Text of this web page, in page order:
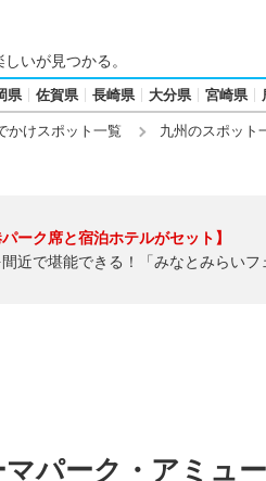
しいが見つかる。
県 佐賀県 長崎県 大分県 宮崎県
かけスポット一覧 九州のスポット
パーク席と宿泊ホテルがセット】
近で堪能できる！「みなとみらい
パーク・アミュ